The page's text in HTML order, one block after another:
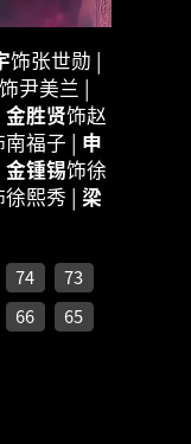
饰张世勋 |
饰尹美兰 |
金胜贤饰赵
南福子 | 申
金锺锡饰徐
徐熙秀 | 梁
74
73
66
65